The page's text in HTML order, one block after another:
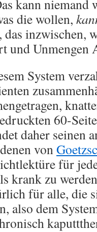
kann niemand
die wollen,
inzwischen,
und Unmengen
System
60-
daher seinen
von
für
krank zu
für alle, die
also dem